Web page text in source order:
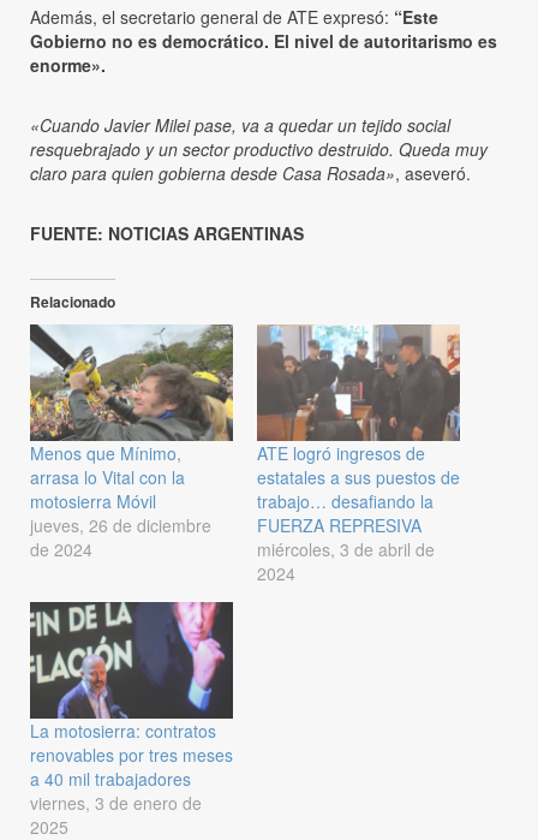
Además, el secretario general de ATE expresó: “Este
Gobierno no es democrático. El nivel de autoritarismo es
enorme».
«Cuando Javier Milei pase, va a quedar un tejido social
resquebrajado y un sector productivo destruido. Queda muy
claro para quien gobierna desde Casa Rosada», aseveró.
FUENTE: NOTICIAS ARGENTINAS
Relacionado
Menos que Mínimo,
arrasa lo Vital con la
motosierra Móvil
jueves, 26 de diciembre
de 2024
ATE logró ingresos de
estatales a sus puestos de
trabajo… desafiando la
FUERZA REPRESIVA
miércoles, 3 de abril de
2024
La motosierra: contratos
renovables por tres meses
a 40 mil trabajadores
viernes, 3 de enero de
2025